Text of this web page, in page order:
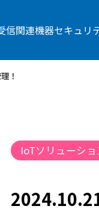
信関連機器セキュリ
！
IoTソリューシ